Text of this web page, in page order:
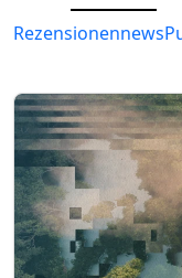
Rezensionennews